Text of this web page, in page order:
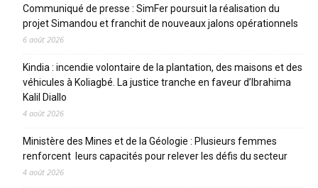
Communiqué de presse : SimFer poursuit la réalisation du
projet Simandou et franchit de nouveaux jalons opérationnels
6 août 2026
Kindia : incendie volontaire de la plantation, des maisons et des
véhicules à Koliagbé. La justice tranche en faveur d’Ibrahima
Kalil Diallo
4 août 2026
Ministère des Mines et de la Géologie : Plusieurs femmes
renforcent leurs capacités pour relever les défis du secteur
4 août 2026